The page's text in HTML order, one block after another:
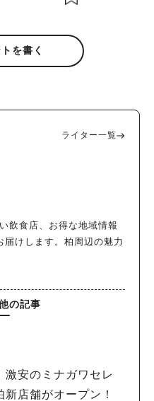
を書く
ライター一覧
飲食店、お得な地域情報
けします。柏周辺の魅力
の記事
激安のミナガワセレ
新店舗がオープン！